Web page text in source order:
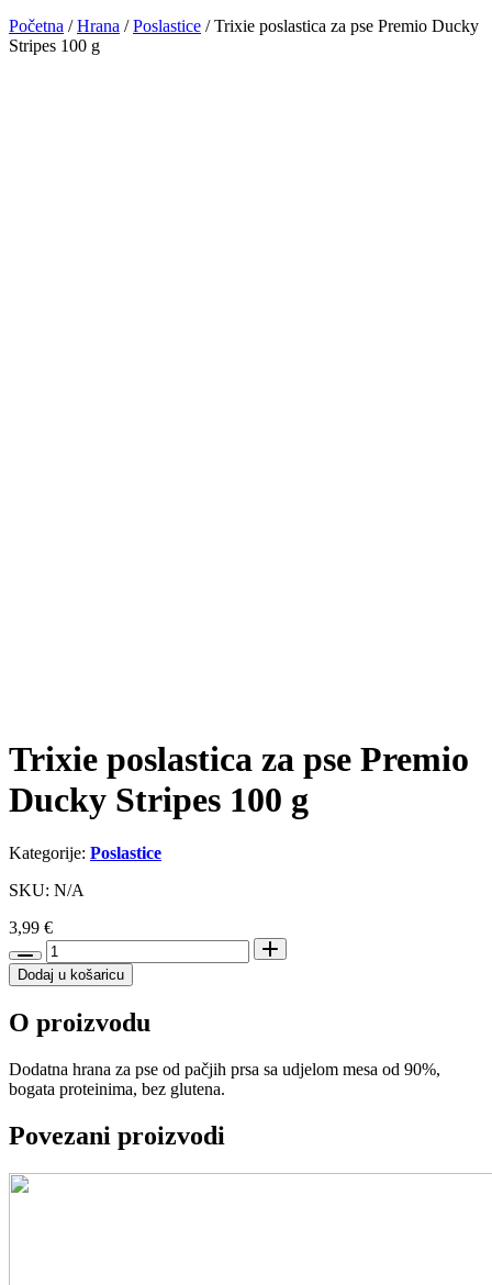
Početna /Hrana /Poslastice / Trixie poslastica za pse Premio Ducky
Stripes 100 g
Trixie poslastica za pse Premio
Ducky Stripes 100 g
Kategorije: Poslastice
SKU: N/A
3,99 €
Trixie
poslastica
za
Premio
Stripes
100
Dodaj u košaricu
O proizvodu
Dodatna hrana za pse od pačjih prsa sa udjelom mesa od 90%,
bogata proteinima, bez glutena.
Povezani proizvodi